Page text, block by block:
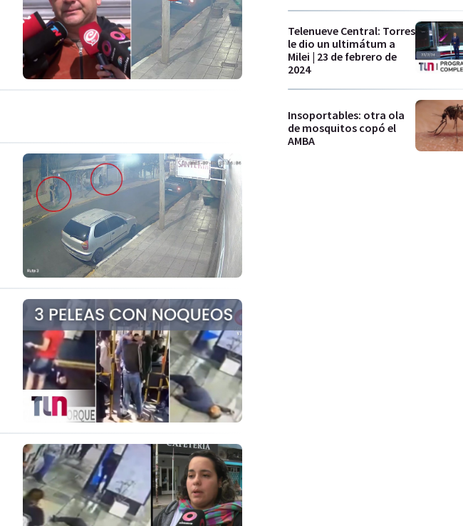
Telenueve Central: Torres
le dio un ultimátum a
Milei | 23 de febrero de
2024
Insoportables: otra ola
de mosquitos copó el
AMBA